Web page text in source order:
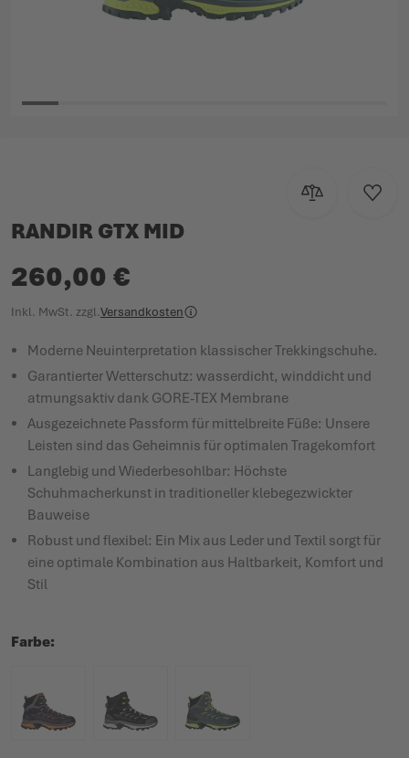
Zur Zur
RANDIR GTX MID
260,00 €
Inkl. MwSt. zzgl.Versandkosten
Moderne Neuinterpretation klassischer Trekkingschuhe.
Garantierter Wetterschutz: wasserdicht, winddicht und
atmungsaktiv dank GORE-TEX Membrane
Ausgezeichnete Passform für mittelbreite Füße: Unsere
Leisten sind das Geheimnis für optimalen Tragekomfort
Langlebig und Wiederbesohlbar: Höchste
Schuhmacherkunst in traditioneller klebegezwickter
Bauweise
Robust und flexibel: Ein Mix aus Leder und Textil sorgt für
eine optimale Kombination aus Haltbarkeit, Komfort und
Stil
Farbe